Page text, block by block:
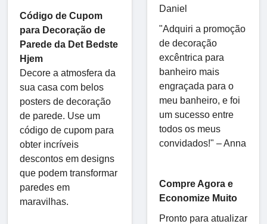
Código de Cupom
para Decoração de
Parede da Det Bedste
Hjem
Decore a atmosfera da
sua casa com belos
posters de decoração
de parede. Use um
código de cupom para
obter incríveis
descontos em designs
que podem transformar
paredes em
maravilhas.
Daniel
"Adquiri a promoção
de decoração
excêntrica para
banheiro mais
engraçada para o
meu banheiro, e foi
um sucesso entre
todos os meus
convidados!" – Anna
Compre Agora e
Economize Muito
Pronto para atualizar